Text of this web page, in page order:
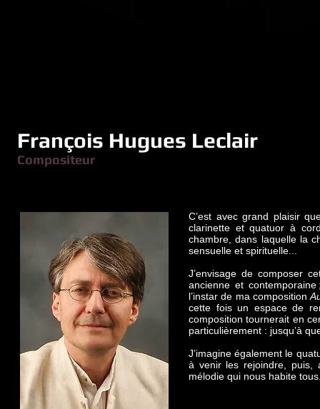
François Hugues Leclair
Compositeur
C’est avec grand plaisir
clarinette et quatuor à
chambre, dans laquelle la
sensuelle et spirituelle...
J’envisage de composer
ancienne et
l’instar de ma composition
cette fois un espace de
composition tournerait en
particulièrement : jusqu’à
J’imagine également le
à venir les rejoindre, puis,
mélodie qui nous habite